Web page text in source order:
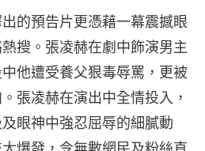
的預告片更憑藉一幕震撼眼
搜。張凌赫在劇中飾演男主
他遭受養父狠毒辱罵，更被
張凌赫在演出中全情投入，
眼神中強忍屈辱的細膩動